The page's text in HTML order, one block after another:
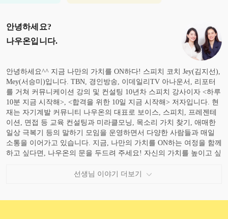
안녕하세요?
나우온입니다.
안녕하세요^^ 지금 나만의 가치를 ON하다! 스피치 코치 Jey(김지선),
Mey(서승미)입니다. TBN, 경인방송, 이데일리TV 아나운서, 리포터
를 거쳐 커뮤니케이션 강의 및 컨설팅 10년차 스피치 강사이자 <하루
10분 지금 시작해>, <합격을 위한 10일 지금 시작해> 저자입니다. 현
재는 자기계발 커뮤니티 나우온의 대표로 보이스, 스피치, 프레젠테
이션, 면접 등 교육 컨설팅과 미라클모닝, 목소리 가치 찾기, 애매한
일상 극복기 등의 말하기 모임을 운영하면서 다양한 사람들과 매일
소통을 이어가고 있습니다. 지금, 나만의 가치를 ON하는 여정을 함께
하고 싶다면, 나우온의 문을 두드려 주세요! 자신의 가치를 높이고 싶
선생님 이야기 더보기